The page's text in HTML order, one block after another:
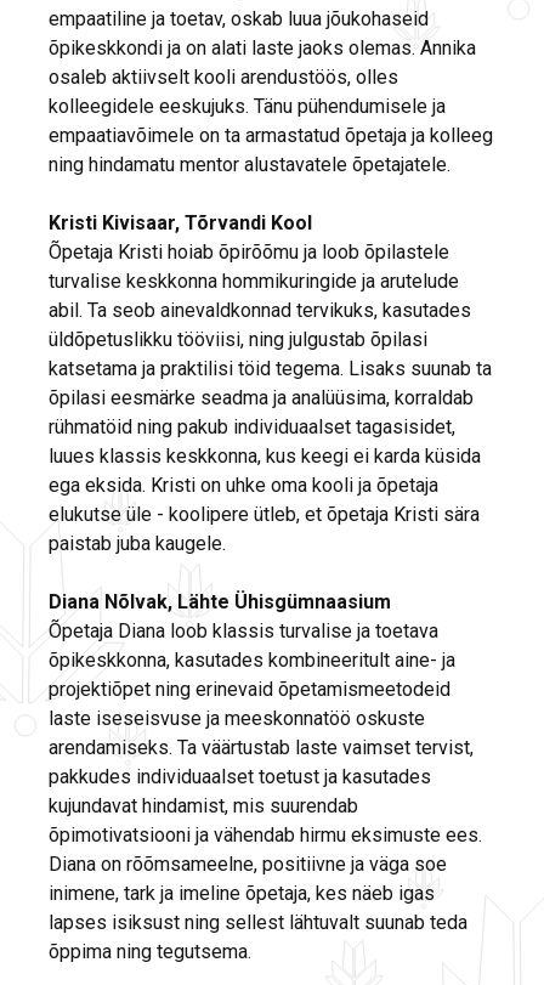
empaatiline ja toetav, oskab luua jõukohaseid
õpikeskkondi ja on alati laste jaoks olemas. Annika
osaleb aktiivselt kooli arendustöös, olles
kolleegidele eeskujuks. Tänu pühendumisele ja
empaatiavõimele on ta armastatud õpetaja ja kolleeg
ning hindamatu mentor alustavatele õpetajatele.
Kristi Kivisaar, Tõrvandi Kool
Õpetaja Kristi hoiab õpirõõmu ja loob õpilastele
turvalise keskkonna hommikuringide ja arutelude
abil. Ta seob ainevaldkonnad tervikuks, kasutades
üldõpetuslikku tööviisi, ning julgustab õpilasi
katsetama ja praktilisi töid tegema. Lisaks suunab ta
õpilasi eesmärke seadma ja analüüsima, korraldab
rühmatöid ning pakub individuaalset tagasisidet,
luues klassis keskkonna, kus keegi ei karda küsida
ega eksida. Kristi on uhke oma kooli ja õpetaja
elukutse üle - koolipere ütleb, et õpetaja Kristi sära
paistab juba kaugele.
Diana Nõlvak, Lähte Ühisgümnaasium
Õpetaja Diana loob klassis turvalise ja toetava
õpikeskkonna, kasutades kombineeritult aine- ja
projektiõpet ning erinevaid õpetamismeetodeid
laste iseseisvuse ja meeskonnatöö oskuste
arendamiseks. Ta väärtustab laste vaimset tervist,
pakkudes individuaalset toetust ja kasutades
kujundavat hindamist, mis suurendab
õpimotivatsiooni ja vähendab hirmu eksimuste ees.
Diana on rõõmsameelne, positiivne ja väga soe
inimene, tark ja imeline õpetaja, kes näeb igas
lapses isiksust ning sellest lähtuvalt suunab teda
õppima ning tegutsema.